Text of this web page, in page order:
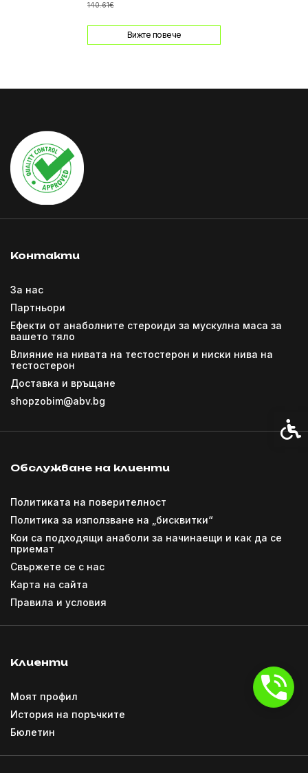
140.61€
Вижте повече
Контакти
За нас
Партньори
Ефекти от анаболните стероиди за мускулна маса за
вашето тяло
Влияние на нивата на тестостерон и ниски нива на
тестостерон
Доставка и връщане
shopzobim@abv.bg
Обслужване на клиенти
Политиката на поверителност
Политика за използване на „бисквитки“
Кои са подходящи анаболи за начинаещи и как да се
приемат
Свържете се с нас
Карта на сайта
Правила и условия
Клиенти
Моят профил
История на поръчките
Бюлетин